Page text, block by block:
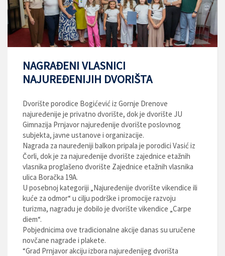
NAGRAĐENI VLASNICI
NAJUREĐENIJIH DVORIŠTA
Dvorište porodice Bogićević iz Gornje Drenove
najuređenije je privatno dvorište, dok je dvorište JU
Gimnazija Prnjavor najuređenije dvorište poslovnog
subjekta, javne ustanove i organizacije.
Nagrada za nauređeniji balkon pripala je porodici Vasić iz
Čorli, dok je za najuređenije dvorište zajednice etažnih
vlasnika proglašeno dvorište Zajednice etažnih vlasnika
ulica Boračka 19A.
U posebnoj kategoriji „Najuređenije dvorište vikendice ili
kuće za odmor“ u cilju podrške i promocije razvoju
turizma, nagradu je dobilo je dvorište vikendice „Carpe
diem“.
Pobjednicima ove tradicionalne akcije danas su uručene
novčane nagrade i plakete.
“Grad Prnjavor akciju izbora najuređenijeg dvorišta